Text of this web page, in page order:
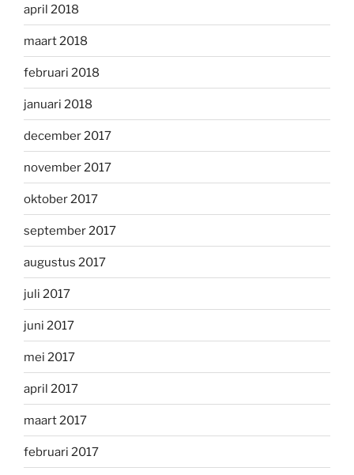
april 2018
maart 2018
februari 2018
januari 2018
december 2017
november 2017
oktober 2017
september 2017
augustus 2017
juli 2017
juni 2017
mei 2017
april 2017
maart 2017
februari 2017